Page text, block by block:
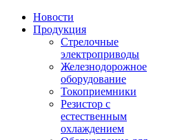
Новости
Продукция
Стрелочные
электроприводы
Железнодорожное
оборудование
Токоприемники
Резистор с
естественным
охлаждением